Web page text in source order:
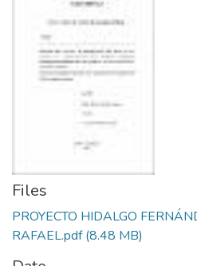
Files
PROYECTO HIDALGO
RAFAEL.pdf(8.48 MB)